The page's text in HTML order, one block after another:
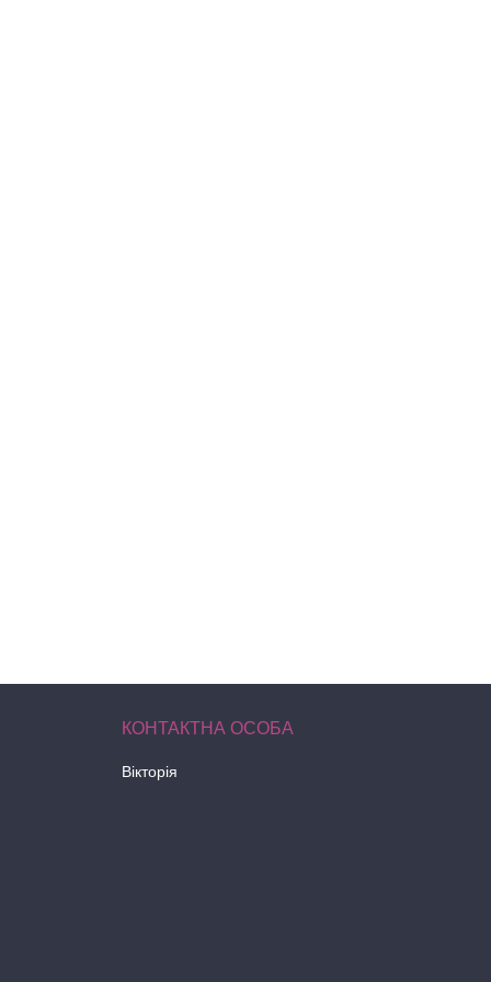
Вікторія